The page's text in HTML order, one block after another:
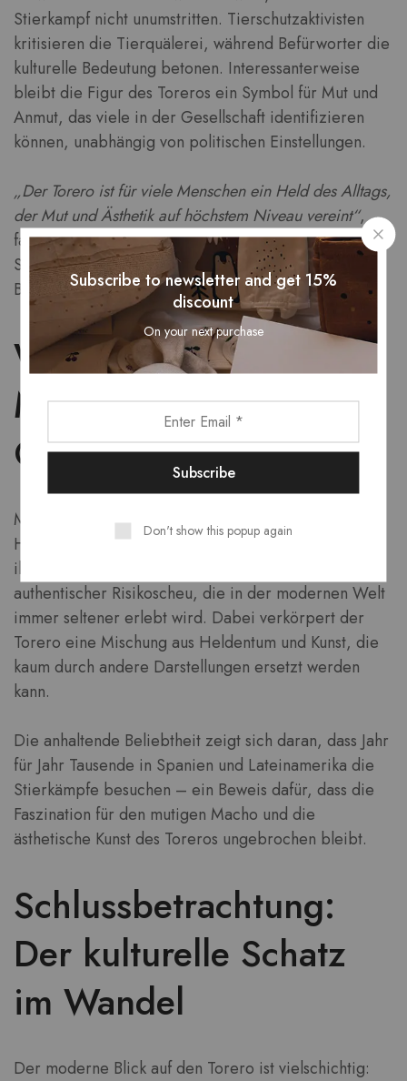
Stierkampf nicht unumstritten. Tierschutzaktivisten
kritisieren die Tierquälerei, während Befürworter die
kulturelle Bedeutung betonen. Interessanterweise
bleibt die Figur des Toreros ein Symbol für Mut und
Anmut, das viele in der Gesellschaft identifizieren
können, unabhängig von politischen Einstellungen.
„Der Torero ist für viele Menschen ein Held des Alltags,
der Mut und Ästhetik auf höchstem Niveau vereint“,
fasst ein kultureller Expertenausspruch zusammen.
Seine Popularität ist in diesen widersprüchlichen
Blickwinkeln tief verwurzelt.
Warum finden
Menschen weiterhin
Gefallen am Torero?
Mythos, theatrale Inszenierung und die intensive
Handlungskraft des Kampfes ziehen das Publikum in
ihren Bann. Hinzu kommt die Faszination
authentischer Risikoscheu, die in der modernen Welt
immer seltener erlebt wird. Dabei verkörpert der
Torero eine Mischung aus Heldentum und Kunst, die
kaum durch andere Darstellungen ersetzt werden
kann.
Die anhaltende Beliebtheit zeigt sich daran, dass Jahr
für Jahr Tausende in Spanien und Lateinamerika die
Stierkämpfe besuchen – ein Beweis dafür, dass die
Faszination für den mutigen Macho und die
ästhetische Kunst des Toreros ungebrochen bleibt.
Schlussbetrachtung:
Der kulturelle Schatz
im Wandel
Der moderne Blick auf den Torero ist vielschichtig:
Subscribe to newsletter and get 15%
discount
On your next purchase
Don't show this popup again